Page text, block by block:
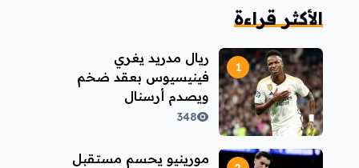
الأكثر قراءة
ريال مدريد يغري
فينيسيوس بعقد ضخم
ويصدم أرسنال
348
مورينيو يحسم مستقبل